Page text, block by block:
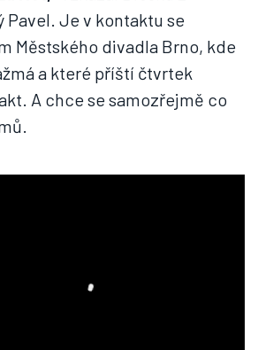
Pavel. Je v kontaktu se
Městského divadla Brno, kde
a které příští čtvrtek
A chce se samozřejmě co